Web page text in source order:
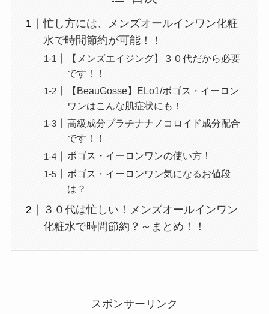
忙し方には、メンズオールインワン化粧
水で時間節約が可能！！
【メンズエイジング】３０代だから必要
です！！
【BeauGosse】ELo1/ボゴス・イーロン
ワンはこんな肌症状にも！
高級成分プラチナナノコロイド成分配合
です！！
ボゴス・イーロンワンの使い方！
ボゴス・イーロンワン気になるお値段
は？
３０代は忙しい！メンズオールインワン
化粧水で時間節約？～まとめ！！
スポンサーリンク